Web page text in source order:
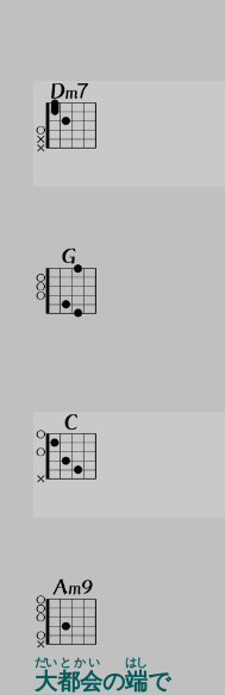
大
だい
都会
とかい
の端
はし
で